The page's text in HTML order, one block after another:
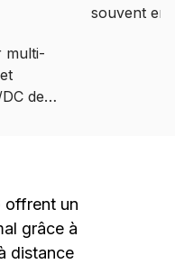
multi-
de
souvent en
offrent un
grâce à
distance